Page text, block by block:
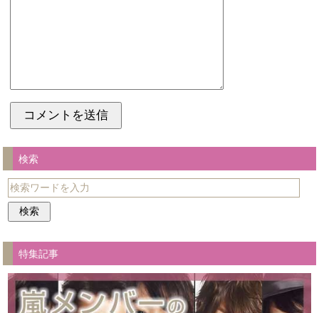
検索
特集記事